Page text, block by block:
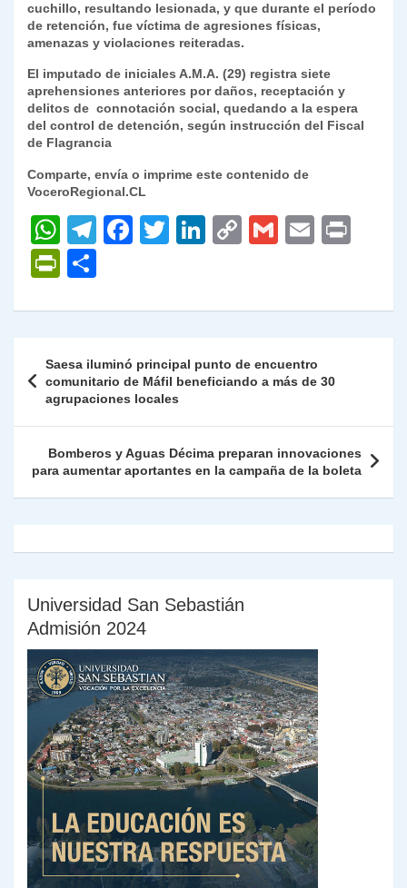
cuchillo, resultando lesionada, y que durante el período
de retención, fue víctima de agresiones físicas,
amenazas y violaciones reiteradas.
El imputado de iniciales A.M.A. (29) registra siete
aprehensiones anteriores por daños, receptación y
delitos de connotación social, quedando a la espera
del control de detención, según instrucción del Fiscal
de Flagrancia
Comparte, envía o imprime este contenido de
VoceroRegional.CL
W
h
at
s
p
p
T
gr
m
F
e
o
o
k
T
er
Li
e
n
C
y
n
G
l
E
l
P
nt
Fr
ie
n
dl
y
m
p
ar
tir
de
entradas
Saesa iluminó principal punto de encuentro
comunitario de Máfil beneficiando a más de 30
agrupaciones locales
Bomberos y Aguas Décima preparan innovaciones
para aumentar aportantes en la campaña de la boleta
Universidad San Sebastián
Admisión 2024